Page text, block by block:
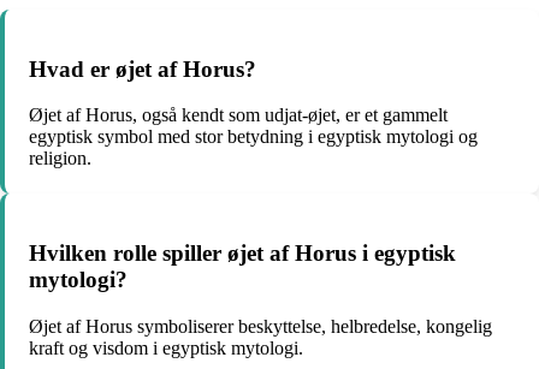
Hvad er øjet af Horus?
Øjet af Horus, også kendt som udjat-øjet, er et gammelt
egyptisk symbol med stor betydning i egyptisk mytologi og
religion.
Hvilken rolle spiller øjet af Horus i egyptisk
mytologi?
Øjet af Horus symboliserer beskyttelse, helbredelse, kongelig
kraft og visdom i egyptisk mytologi.